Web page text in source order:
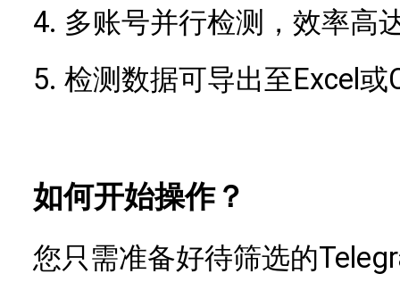
4. 多账号并行检测，效率高
5. 检测数据可导出至 Excel或
如何开始操作？
您只需准备好待筛选的